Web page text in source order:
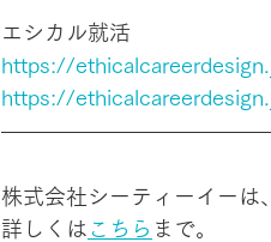
エシカル就活
https://
https://
株式会社シーティーイーは
詳しくは こちら まで。